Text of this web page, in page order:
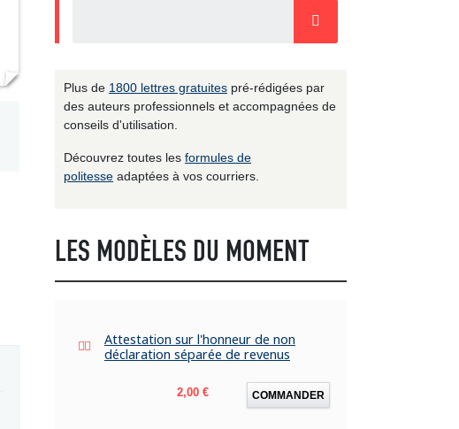
Plus de 1800 lettres gratuites pré-rédigées par
des auteurs professionnels et accompagnées de
conseils d'utilisation.
Découvrez toutes les formules de
politesse adaptées à vos courriers.
LES MODÈLES DU MOMENT
Attestation sur l'honneur de non
déclaration séparée de revenus
Prix
2,00 € COMMANDER